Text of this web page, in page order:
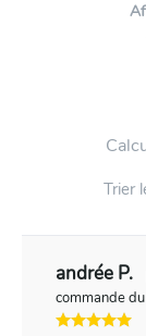
Trier
andrée P.
commande